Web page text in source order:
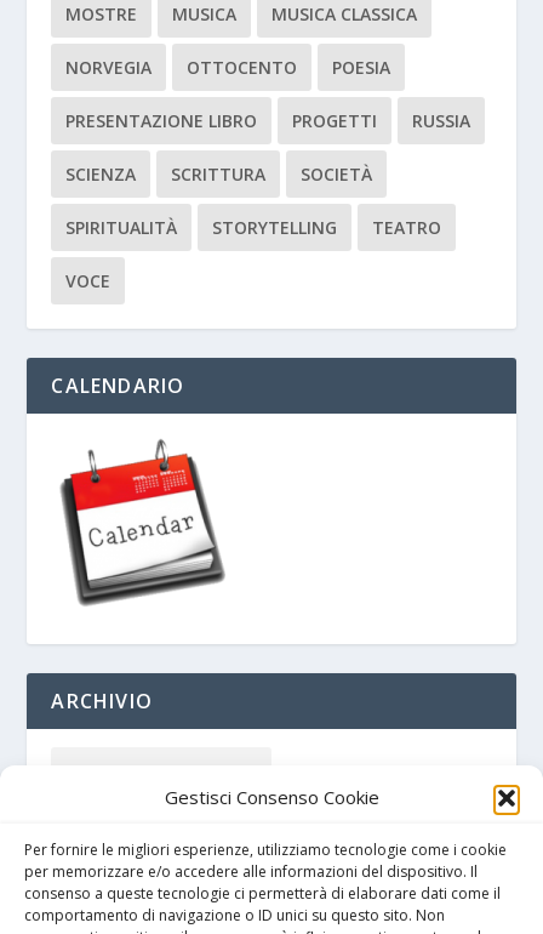
Gestisci Consenso Cookie
Per fornire le migliori esperienze, utilizziamo tecnologie come i cookie
per memorizzare e/o accedere alle informazioni del dispositivo. Il
consenso a queste tecnologie ci permetterà di elaborare dati come il
comportamento di navigazione o ID unici su questo sito. Non
MOSTRE MUSICA MUSICA CLASSICA
NORVEGIA OTTOCENTO POESIA
PRESENTAZIONE LIBRO PROGETTI RUSSIA
SCIENZA SCRITTURA SOCIETÀ
SPIRITUALITÀ STORYTELLING TEATRO
VOCE
CALENDARIO
ARCHIVIO